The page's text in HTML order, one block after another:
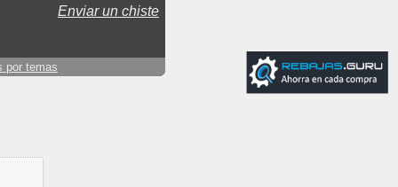
Enviar un chiste
por temas